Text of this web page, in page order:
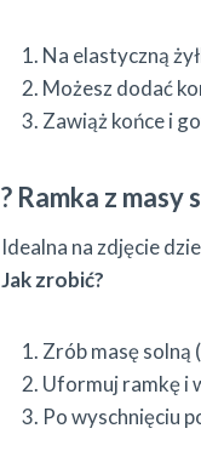
Na elastyczną
Możesz dodać
Zawiąż końce i
? Ramka z masy
Idealna na zdjęcie
Jak zrobić?
Zrób masę solną
Uformuj ramkę i
Po wyschnięciu